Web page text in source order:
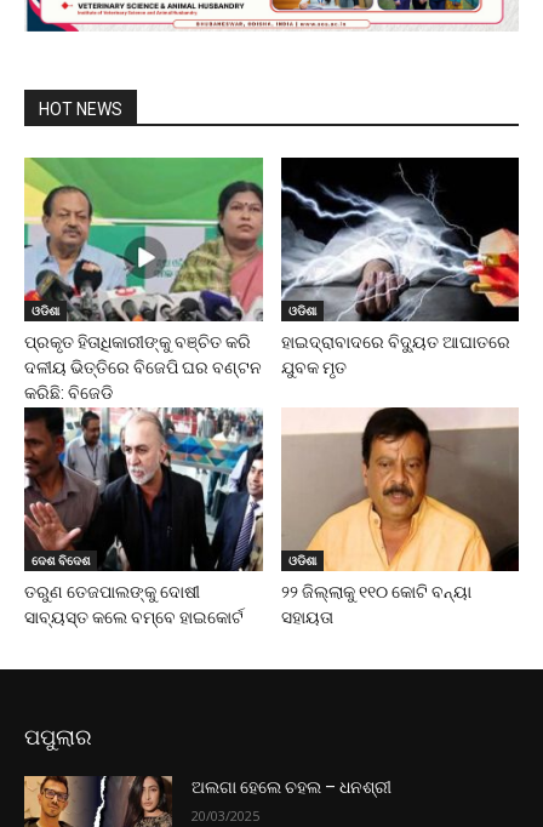
HOT NEWS
ଓଡିଶା
ପ୍ରକୃତ ହିତାଧିକାରୀଙ୍କୁ ବଞ୍ଚିତ କରି
ଦଳୀୟ ଭିତ୍ତିରେ ବିଜେପି ଘର ବଣ୍ଟନ
କରିଛି: ବିଜେଡି
ଓଡିଶା
ହାଇଦ୍ରାବାଦରେ ବିଦ୍ୟୁତ ଆଘାତରେ
ଯୁବକ ମୃତ
ଦେଶ ବିଦେଶ
ତରୁଣ ତେଜପାଲଙ୍କୁ ଦୋଷୀ
ସାବ୍ୟସ୍ତ କଲେ ବମ୍ବେ ହାଇକୋର୍ଟ
ଓଡିଶା
୨୨ ଜିଲ୍ଲାକୁ ୧୧୦ କୋଟି ବନ୍ୟା
ସହାୟତା
ପପୁଲାର
ଅଲଗା ହେଲେ ଚହଲ – ଧନଶ୍ରୀ
20/03/2025